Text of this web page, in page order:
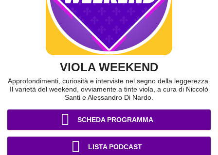
VIOLA WEEKEND
Approfondimenti, curiosità e interviste nel segno della leggerezza.
Il varietà del weekend, ovviamente a tinte viola, a cura di Niccolò
Santi e Alessandro Di Nardo.
SCHEDA PROGRAMMA
LISTA PODCAST